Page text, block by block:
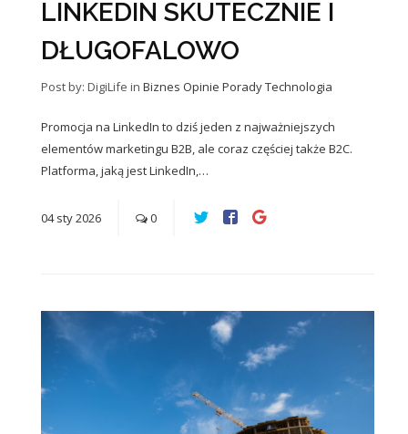
LINKEDIN SKUTECZNIE I
DŁUGOFALOWO
Post by: DigiLife in Biznes Opinie PoradyTechnologia
Promocja na LinkedIn to dziś jeden z najważniejszych
elementów marketingu B2B, ale coraz częściej także B2C.
Platforma, jaką jest LinkedIn,…
04 sty2026 0